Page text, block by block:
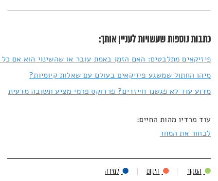
כתבות נוספות שעשויות לעניין אותך:
פיזיקאים מתלבטים: האם הזמן באמת עובר או שהשינוי הוא אם
מיהו החתול שמשגע פיזיקאים בעולם עם שאלות קיומיות?
מדוע עוד לא פגשנו חייזרים? פרדוקס פרמי מציע תשובה מדעית
עוד מרדיו מהות החיים:
לבחור את המחר
המקור היקום למידה